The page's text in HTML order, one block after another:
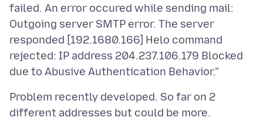
failed. An error occured while sending mail:
Outgoing server SMTP error. The server
responded [192.1680.166] Helo command
rejected: IP address 204.237.106.179 Blocked
Problem recently developed. So far on 2
different addresses but could be more.